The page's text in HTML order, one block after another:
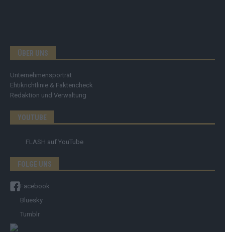
ÜBER UNS
Unternehmensporträt
Ehtikrichtlinie & Faktencheck
Redaktion und Verwaltung
YOUTUBE
FLASH auf YouTube
FOLGE UNS
Facebook
Bluesky
Tumblr